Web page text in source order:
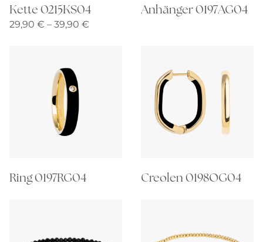
Kette 0215KS04
29,90 € – 39,90 €
Anhänger 0197AG04
Ring 0197RG04 Creolen 0198OG04